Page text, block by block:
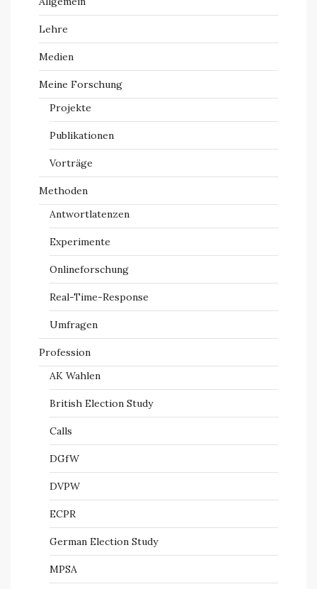
Lehre
Medien
Meine Forschung
Projekte
Publikationen
Vorträge
Methoden
Antwortlatenzen
Experimente
Onlineforschung
Real-Time-Response
Umfragen
Profession
AK Wahlen
British Election Study
Calls
DGfW
DVPW
ECPR
German Election Study
MPSA